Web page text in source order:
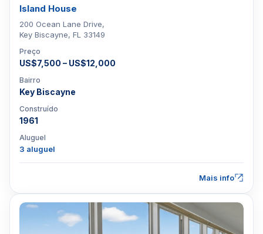
Island House
200 Ocean Lane Drive,
Key Biscayne, FL 33149
Preço
US$7,500 – US$12,000
Bairro
Key Biscayne
Construído
1961
Aluguel
3 aluguel
Mais info